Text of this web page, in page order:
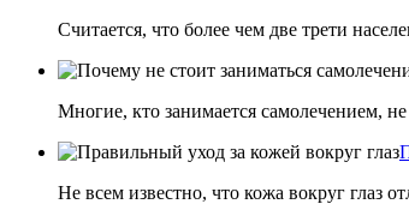
Считается, что более чем две трети
Многие, кто занимается самолечением,
Не всем известно, что кожа вокруг глаз